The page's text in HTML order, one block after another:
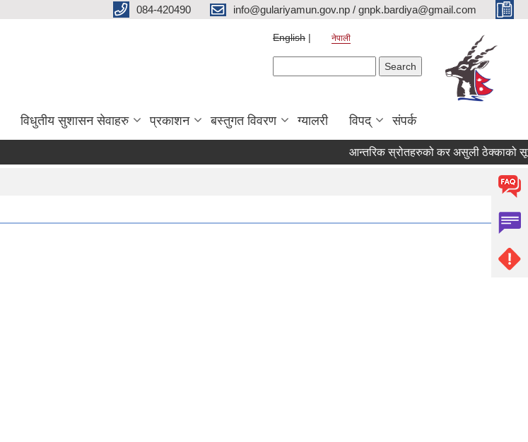
084-420490 info@gulariyamun.gov.np / gnpk.bardiya@gmail.com
English नेपाली
विधुतीय सुशासन सेवाहरु प्रकाशन बस्तुगत विवरण ग्यालरी विपद् संपर्क
आन्तरिक स्रोतहरुको कर असुली ठेक्काको